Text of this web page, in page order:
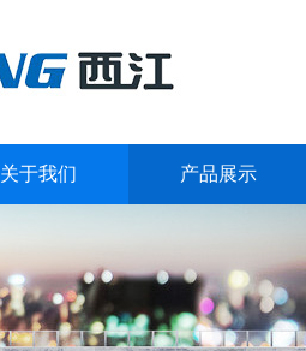
关于我们 产品展示